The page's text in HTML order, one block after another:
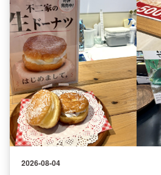
2026-08-04